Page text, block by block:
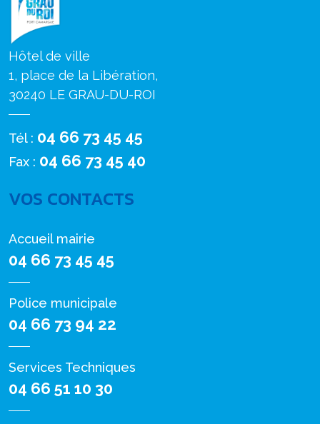
Hôtel de ville
1, place de la Libération,
30240 LE GRAU-DU-ROI
Tél : 04 66 73 45 45
Fax : 04 66 73 45 40
VOS CONTACTS
Accueil mairie
04 66 73 45 45
Police municipale
04 66 73 94 22
Services Techniques
04 66 51 10 30